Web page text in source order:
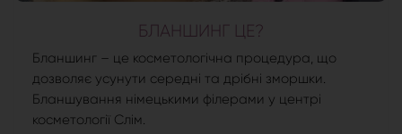
БЛАНШИНГ ЦЕ?
Бланшинг – це косметологічна процедура, що
дозволяє усунути середні та дрібні зморшки.
Бланшування німецькими філерами у центрі
косметології Слім.